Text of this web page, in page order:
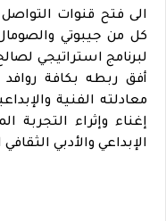
الى فتح قنوات
كل من جيبوتي
لبرنامج استراتيجي
أفق ربطه بكافة
معادلته الفنية
إغناء وإثراء التجربة
الإبداعي والأدبي